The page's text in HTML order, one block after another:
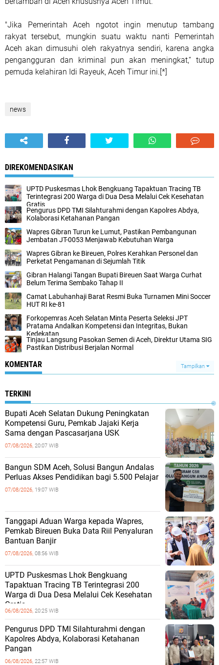
"Jika Pemerintah Aceh ngotot ingin menutup tambang
rakyat tersebut, mungkin suatu waktu nanti Pemerintah
Aceh akan dimusuhi oleh rakyatnya sendiri, karena angka
pengangguran dan kriminal pun akan meningkat,“ tutup
pemuda kelahiran Idi Rayeuk, Aceh Timur ini.[*]
news
DIREKOMENDASIKAN
UPTD Puskesmas Lhok Bengkuang Tapaktuan ‎Tracing TB
Terintegrasi 200 Warga di Dua Desa Melalui Cek Kesehatan
Gratis
Pengurus DPD TMI Silahturahmi dengan Kapolres Abdya,
Kolaborasi Ketahanan Pangan
Wapres Gibran Turun ke Lumut, Pastikan Pembangunan
Jembatan JT-0053 Menjawab Kebutuhan Warga
Wapres Gibran ke Bireuen, Polres Kerahkan Personel dan
Perketat Pengamanan di Sejumlah Titik
Gibran Halangi Tangan Bupati Bireuen Saat Warga Curhat
Belum Terima Sembako Tahap II
Camat Labuhanhaji Barat Resmi Buka Turnamen Mini Soccer
HUT RI ke-81
Forkopemras Aceh Selatan Minta Peserta Seleksi JPT
Pratama Andalkan Kompetensi dan Integritas, Bukan
Kedekatan
‎Tinjau Langsung Pasokan Semen di Aceh, ‎Direktur Utama SIG
Pastikan Distribusi Berjalan Normal ‎
KOMENTAR Tampilkan
TERKINI
Bupati Aceh Selatan Dukung Peningkatan
Kompetensi Guru, Pemkab Jajaki Kerja
Sama dengan Pascasarjana USK
07/08/2026, 20:07 WIB
‎Bangun SDM Aceh, Solusi Bangun Andalas
Perluas Akses Pendidikan bagi 5.500 Pelajar ‎
07/08/2026, 19:07 WIB
Tanggapi Aduan Warga kepada Wapres,
Pemkab Bireuen Buka Data Riil Penyaluran
Bantuan Banjir
07/08/2026, 08:56 WIB
UPTD Puskesmas Lhok Bengkuang
Tapaktuan ‎Tracing TB Terintegrasi 200
Warga di Dua Desa Melalui Cek Kesehatan
Gratis
06/08/2026, 20:25 WIB
Pengurus DPD TMI Silahturahmi dengan
Kapolres Abdya, Kolaborasi Ketahanan
Pangan
06/08/2026, 22:57 WIB